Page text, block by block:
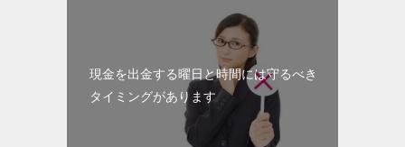
現金を出金する曜日と時間には守るべき
タイミングがあります